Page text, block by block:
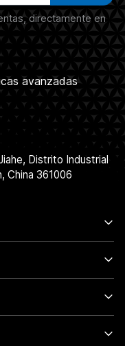
directamente en
avanzadas
Distrito Industrial
China 361006